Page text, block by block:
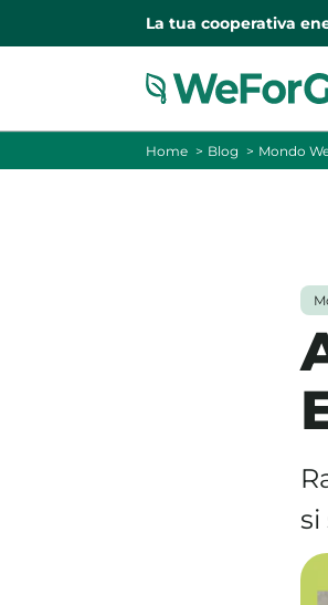
La tua cooperativa
Home Blog Mondo
si